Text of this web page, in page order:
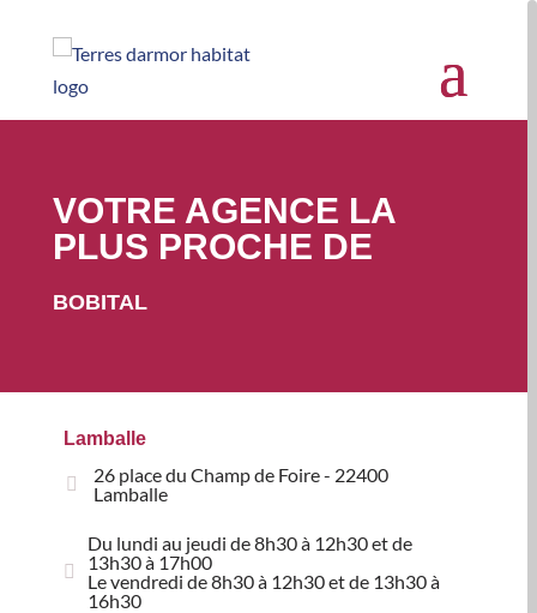
VOTRE AGENCE LA
PLUS PROCHE DE
BOBITAL
Lamballe
26 place du Champ de Foire - 22400
Lamballe
Du lundi au jeudi de 8h30 à 12h30 et de
13h30 à 17h00
Le vendredi de 8h30 à 12h30 et de 13h30 à
16h30